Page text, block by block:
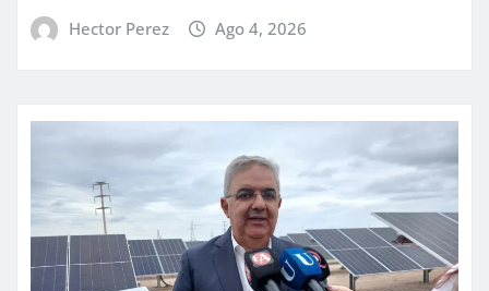
Hector Perez Ago 4, 2026